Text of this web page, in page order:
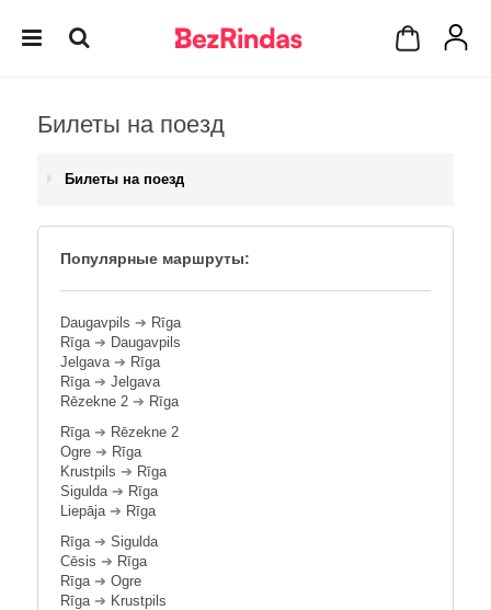
Билеты на поезд
Билеты на поезд
Популярные маршруты:
Daugavpils ➔ Rīga
Rīga➔ Daugavpils
Jelgava➔ Rīga
Rīga➔ Jelgava
Rēzekne 2 ➔ Rīga
Rīga➔ Rēzekne 2
Ogre ➔ Rīga
Krustpils ➔ Rīga
Sigulda➔ Rīga
Liepāja➔ Rīga
Rīga➔ Sigulda
Cēsis ➔ Rīga
Rīga➔ Ogre
Rīga➔ Krustpils